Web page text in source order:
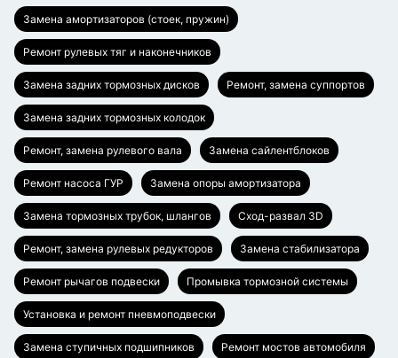
Замена амортизаторов (стоек, пружин)
Ремонт рулевых тяг и наконечников
Замена задних тормозных дисков Ремонт, замена суппортов
Замена задних тормозных колодок
Ремонт, замена рулевого вала Замена сайлентблоков
Ремонт насоса ГУР Замена опоры амортизатора
Замена тормозных трубок, шлангов Сход-развал 3D
Ремонт, замена рулевых редукторов Замена стабилизатора
Ремонт рычагов подвески Промывка тормозной системы
Установка и ремонт пневмоподвески
Замена ступичных подшипников Ремонт мостов автомобиля